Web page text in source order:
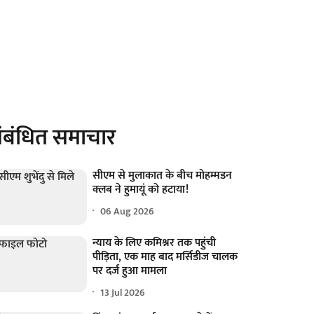
समाचार
सीएम से मुलाकात के बीच मोहम्मडन
क्लब ने हुमायूं को हटाया!
06 Aug 2026
न्याय के लिए कमिश्नर तक पहुंची
पीड़िता, एक माह बाद मर्सिडीज चालक
पर दर्ज हुआ मामला
13 Jul 2026